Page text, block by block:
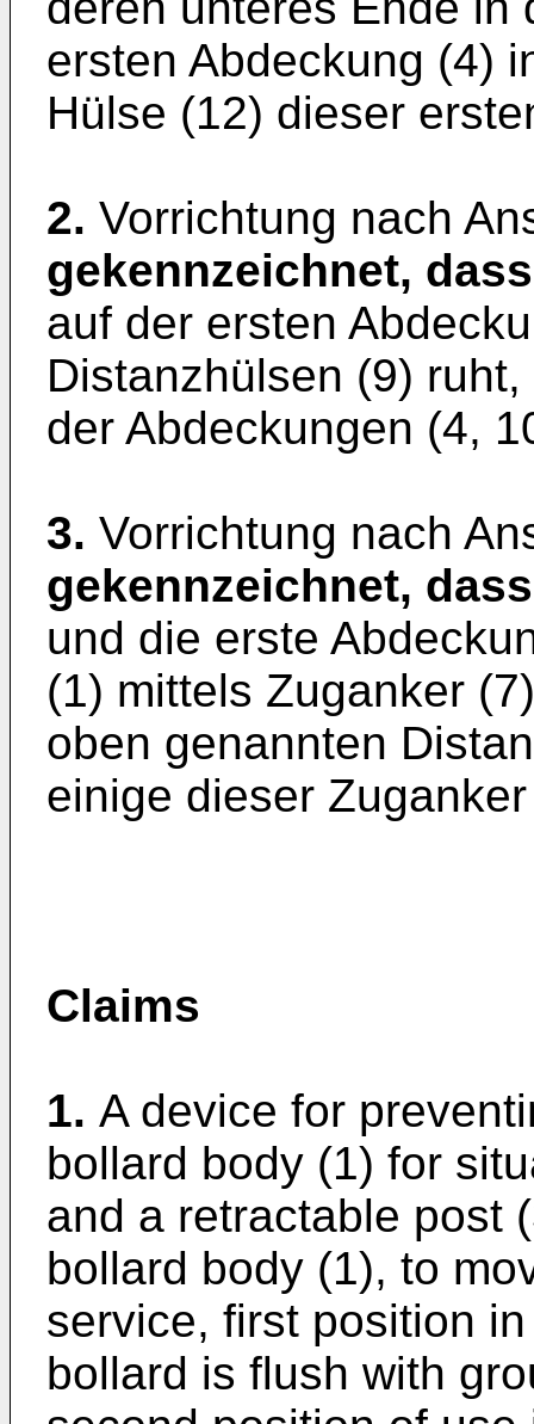
ersten Abdeckung (4)
Hülse (12) dieser
2. Vorrichtung nach
gekennzeichnet, dass
auf der ersten
Distanzhülsen (9)
der Abdeckungen (4,
3. Vorrichtung nach
gekennzeichnet, dass
und die erste
(1) mittels Zuganker
oben genannten
einige dieser
Claims
1. A device for
bollard body (1) for
and a retractable post
bollard body (1), to
service, first position
bollard is flush with